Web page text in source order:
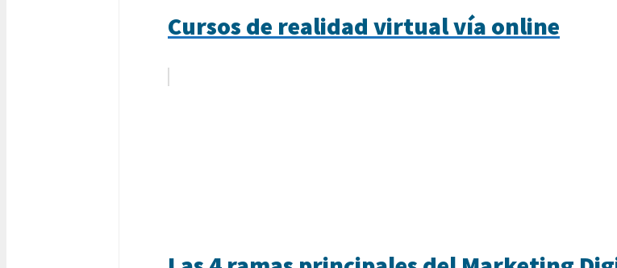
Cursos de realidad virtual vía online